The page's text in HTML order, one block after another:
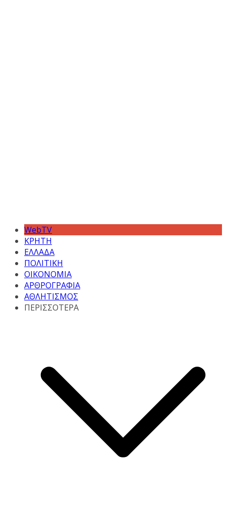
WebTV
ΚΡΗΤΗ
ΕΛΛΑΔΑ
ΠΟΛΙΤΙΚΗ
ΟΙΚΟΝΟΜΙΑ
ΑΡΘΡΟΓΡΑΦΙΑ
ΑΘΛΗΤΙΣΜΟΣ
ΠΕΡΙΣΣΟΤΕΡΑ